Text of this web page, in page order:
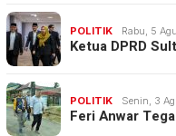
POLITIK Rabu, 5
Ketua DPRD
POLITIK Senin, 3
Feri Anwar